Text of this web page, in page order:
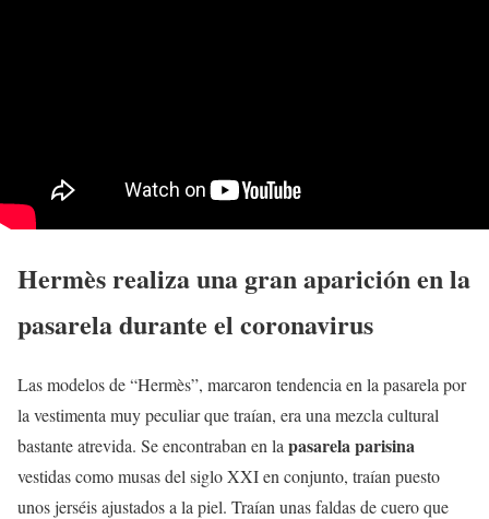
Hermès realiza una gran aparición en la
pasarela durante el coronavirus
Las modelos de “Hermès”, marcaron tendencia en la pasarela por
la vestimenta muy peculiar que traían, era una mezcla cultural
bastante atrevida. Se encontraban en la pasarela parisina
vestidas como musas del siglo XXI en conjunto, traían puesto
unos jerséis ajustados a la piel. Traían unas faldas de cuero que